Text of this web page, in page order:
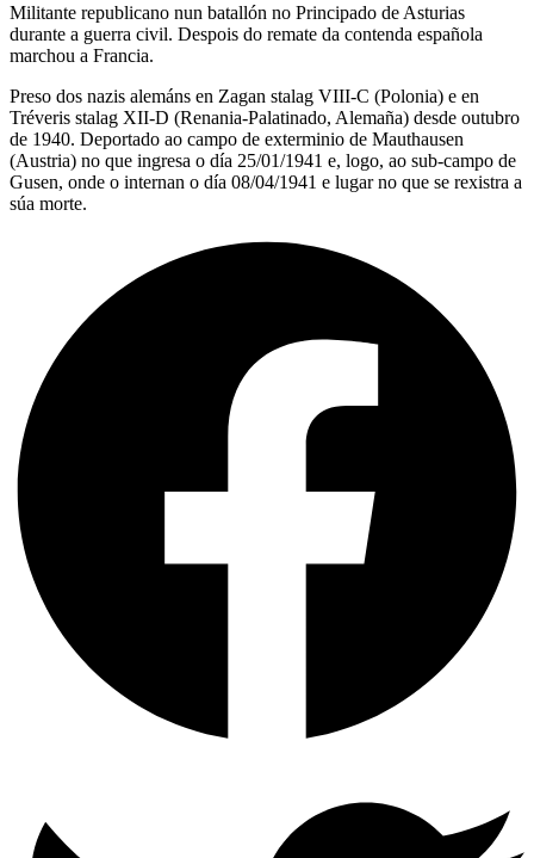
Militante republicano nun batallón no Principado de Asturias
durante a guerra civil. Despois do remate da contenda española
marchou a Francia.
Preso dos nazis alemáns en Zagan stalag VIII-C (Polonia) e en
Tréveris stalag XII-D (Renania-Palatinado, Alemaña) desde outubro
de 1940. Deportado ao campo de exterminio de Mauthausen
(Austria) no que ingresa o día 25/01/1941 e, logo, ao sub-campo de
Gusen, onde o internan o día 08/04/1941 e lugar no que se rexistra a
súa morte.